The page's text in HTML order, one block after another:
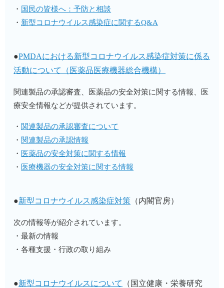
・ 国民の皆様へ：予防と相談
・ 新型コロナウイルス感染症に関するQ&A
●PMDAにおける新型コロナウイルス感染症対策に係る
活動について（医薬品医療機器総合機構）
関連製品の承認審査、医薬品の安全対策に関する情報、医
療安全情報などが提供されています。
・ 関連製品の承認審査について
・ 関連製品の承認情報
・ 医薬品の安全対策に関する情報
・ 医療機器の安全対策に関する情報
●新型コロナウイルス感染症対策 （内閣官房）
次の情報等が紹介されています。
・最新の情報
・各種支援・行政の取り組み
●新型コロナウイルスについて
（国立健康・栄養研究